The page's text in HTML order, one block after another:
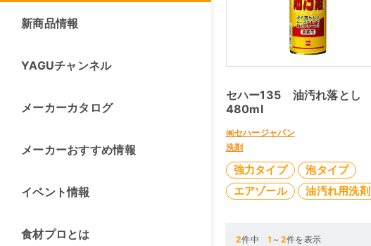
新商品情報
YAGUチャンネル
メーカーカタログ
メーカーおすすめ情報
イベント情報
食材プロとは
セハー135 油汚れ落とし
480ml
㈱セハージャパン
洗剤
強力タイプ
泡タイプ
エアゾール
油汚れ用洗剤
2件中1 ～ 2件を表示